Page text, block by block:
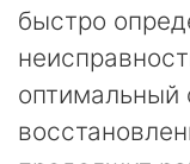
быстро
оптимальный